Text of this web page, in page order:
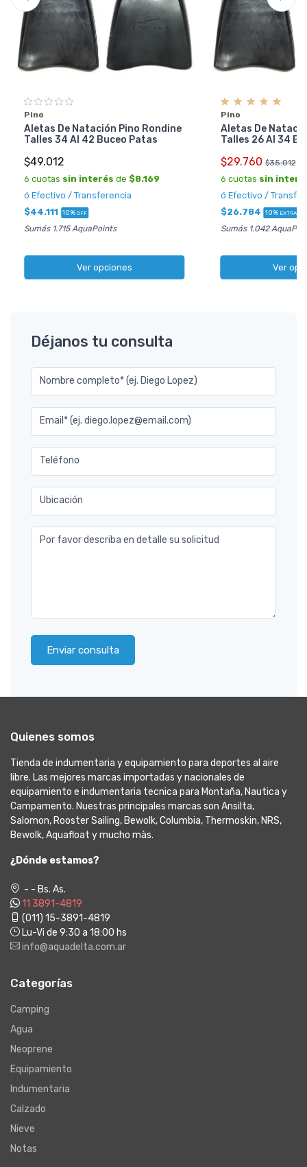
Pino
Aletas De Natación Pino Rondine
Talles 34 Al 42 Buceo Patas
$49.012
6 cuotas sin interés de $8.169
ó Efectivo / Transferencia
$44.111 10% OFF
Sumás 1.715 AquaPoints
Ver opciones
Pino
Aletas De
Talles 26 Al 34
$29.760 $35.012
6 cuotas sin
ó Efectivo /
$26.784 10% EXTRA
Sumás 1.042
Ver
Déjanos tu consulta
Nombre completo* (ej. Diego Lopez)
Email* (ej. diego.lopez@email.com)
Teléfono
Ubicación
Por favor describa en detalle su solicitud
Enviar consulta
Quienes somos
Tienda de indumentaria y equipamiento para deportes al aire
libre. Las mejores marcas importadas y nacionales de
equipamiento e indumentaria tecnica para Montaña, Nautica y
Campamento. Nuestras principales marcas son Ansilta,
Salomon, Rooster Sailing, Bewolk, Columbia, Thermoskin, NRS,
Bewolk, Aquafloat y mucho màs.
¿Dónde estamos?
- - Bs. As.
11 3891-4819
(011) 15-3891-4819
Lu-Vi de 9:30 a 18:00 hs
info@aquadelta.com.ar
Categorías
Camping
Agua
Neoprene
Equipamiento
Indumentaria
Calzado
Nieve
Notas